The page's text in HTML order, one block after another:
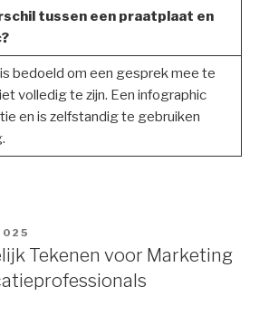
tussen een praatplaat en
bedoeld om een gesprek mee te
volledig te zijn. Een infographic
en is zelfstandig te gebruiken
Tekenen voor Marketing